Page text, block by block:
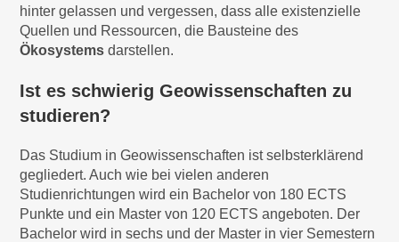
hinter gelassen und vergessen, dass alle existenzielle
Quellen und Ressourcen, die Bausteine des
Ökosystems darstellen.
Ist es schwierig Geowissenschaften zu
studieren?
Das Studium in Geowissenschaften ist selbsterklärend
gegliedert. Auch wie bei vielen anderen
Studienrichtungen wird ein Bachelor von 180 ECTS
Punkte und ein Master von 120 ECTS angeboten. Der
Bachelor wird in sechs und der Master in vier Semestern